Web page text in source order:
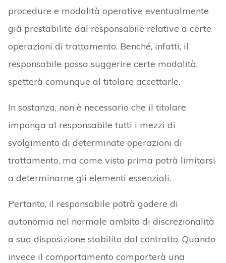
procedure e modalità operative eventualmente
già prestabilite dal responsabile relative a certe
operazioni di trattamento. Benché, infatti, il
responsabile possa suggerire certe modalità,
spetterà comunque al titolare accettarle.
In sostanza, non è necessario che il titolare
imponga al responsabile tutti i mezzi di
svolgimento di determinate operazioni di
trattamento, ma come visto prima potrà limitarsi
a determinarne gli elementi essenziali.
Pertanto, il responsabile potrà godere di
autonomia nel normale ambito di discrezionalità
a sua disposizione stabilito dal contratto. Quando
invece il comportamento comporterà una